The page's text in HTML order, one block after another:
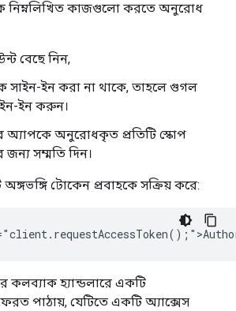
নিম্নলিখিত কাজগুলো করতে অনুরোধ
বেছে নিন,
সাইন-ইন করা না থাকে, তাহলে গুগল
ইন করুন।
অনুরোধকৃত প্রতিটি স্কোপ
জন্য সম্মতি দিন।
টোকেন প্রবাহকে সক্রিয় করে:
হ্যান্ডলারে একটি
পাঠায়, যেটিতে একটি অ্যাক্সেস